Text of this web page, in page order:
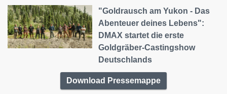
"Goldrausch am Yukon - Das
Abenteuer deines Lebens":
DMAX startet die erste
Goldgräber-Castingshow
Deutschlands
Download Pressemappe